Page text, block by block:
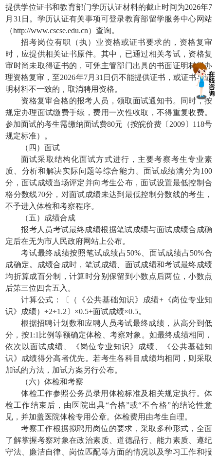
提供学位证书和教育部门学历认证材料的截止时间为2026年7
月31日。学历认证有关事项可登录教育部留学服务中心网站
（http://www.cscse.edu.cn）查询。
招考岗位有职（执）业资格或证书要求的，资格复审
时，应提供相关证书原件。其中，已通过相关考试，资格复
审时尚未取得证书的，可凭主管部门出具的书面证明材料办
理资格复审，至2026年7月31日仍不能提供证书，或证书与证
明材料不一致的，取消聘用资格。
资格复审合格的报考人员，领取面试通知书。同时，按
规定办理面试缴费手续，费用一次性收取，不得重复收费。
参加面试的考生需缴纳面试费80元（按皖价费〔2009〕118号
规定标准）。
（四）面试
面试采取结构化面试方式进行，主要考察考生专业素
质、分析和解决实际问题等综合能力。面试成绩满分为100
分，面试成绩当场评定并向考生公布，面试设置最低控制合
格分数线70分，对面试成绩未达到最低控制分数线的考生，
不予进入体检和考察程序。
（五）成绩合成
报考人员考试最终成绩根据笔试成绩与面试成绩合成确
定后在无为市人民政府网站上公布。
考试最终成绩按照笔试成绩占50%、面试成绩占50%合
成确定。成绩合成时，笔试成绩、面试成绩和考试最终成绩
均折算成百分制，计算时分别保留到小数点后两位，小数点
后第三位四舍五入。
计算公式：〔（《公共基础知识》成绩+《岗位专业知
识》成绩）÷2÷1.2〕×0.5+面试成绩×0.5。
根据招聘计划数和应聘人员考试最终成绩，从高分到低
分，按1:1比例等额确定体检、考察对象。如最终成绩相同，
依次以面试成绩、《岗位专业知识》成绩、《公共基础知
识》成绩得分高者优先。若考生各科目成绩均相同，则采取
加试的方法，加试方案另行公布。
（六）体检和考察
体检工作参照公务员录用体检标准及相关规定执行。体
检工作结束后，由医院出具“合格”或“不合格”的结论性意
见，并加盖医院体检专用公章。体检费用由考生自理。
考察工作根据拟聘用岗位的要求，采取多种形式，全面
了解掌握考察对象在政治素质、道德品行、能力素质、遵纪
守法、廉洁自律、岗位匹配等方面的情况以及学习工作和报